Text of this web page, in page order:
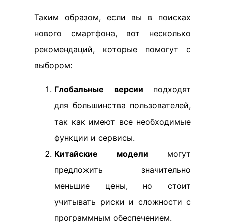
Таким образом, если вы в поисках
нового смартфона, вот несколько
рекомендаций, которые помогут с
выбором:
Глобальные версии подходят
для большинства пользователей,
так как имеют все необходимые
функции и сервисы.
Китайские модели могут
предложить значительно
меньшие цены, но стоит
учитывать риски и сложности с
программным обеспечением.